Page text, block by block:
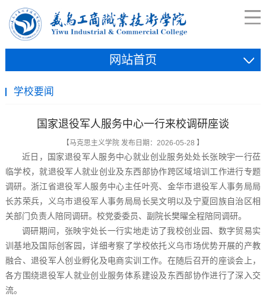
网站首页
学校要闻
国家退役军人服务中心一行来校调研座谈
【马克思主义学院 发布日期：2026-05-28 】
近日，国家退役军人服务中心就业创业服务处处长张映宇一行莅
临学校，就退役军人就业创业及东西部协作跨区域培训工作进行专题
调研。浙江省退役军人服务中心主任叶亮、金华市退役军人事务局局
长苏荣兵，义乌市退役军人事务局局长吴文明以及宁夏回族自治区相
关部门负责人陪同调研。校党委委员、副院长樊曜全程陪同调研。
调研期间，张映宇处长一行实地走访了我校创业园、数字贸易实
训基地及国际创客园，详细考察了学校依托义乌市场优势开展的产教
融合、退役军人创业孵化及电商实训工作。在随后召开的座谈会上，
各方围绕退役军人就业创业服务体系建设及东西部协作进行了深入交
流。